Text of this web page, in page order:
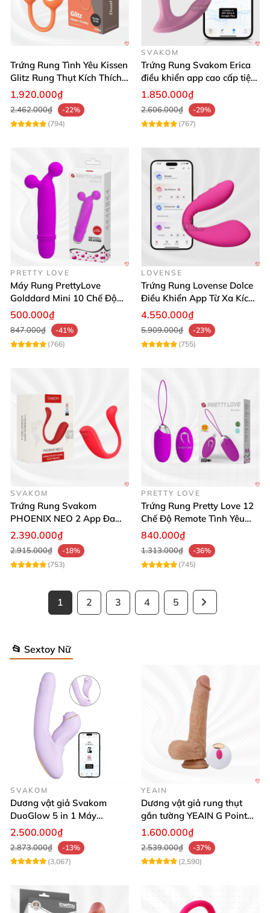
Trứng Rung Tình Yêu Kissen
Glitz Rung Thụt Kích Thích
Mua Ngay
1.920.000₫
2.462.000₫
-22%
(794)
SVAKOM
Trứng Rung Svakom Erica
điều khiển app cao cấp tiện
lợi
1.850.000₫
2.606.000₫
-29%
(767)
PRETTY LOVE
Máy Rung PrettyLove
Golddard Mini 10 Chế Độ
Kích Thích Cực Sướng
500.000₫
847.000₫
-41%
(766)
LOVENSE
Trứng Rung Lovense Dolce
Điều Khiển App Từ Xa Kích
Thích
4.550.000₫
5.909.000₫
-23%
(755)
SVAKOM
Trứng Rung Svakom
PHOENIX NEO 2 App Đa
Chức Năng Hấp Dẫn
2.390.000₫
2.915.000₫
-18%
(753)
PRETTY LOVE
Trứng Rung Pretty Love 12
Chế Độ Remote Tình Yêu
Kích Thích
840.000₫
1.313.000₫
-36%
(745)
1 2 3 4 5
📂 Sextoy Nữ
SVAKOM
Dương vật giả Svakom
DuoGlow 5 in 1 Máy
Massage Điểm G & Âm Vật
Điều Khiển App
2.500.000₫
2.873.000₫
-13%
(3,067)
YEAIN
Dương vật giả rung thụt
gắn tường YEAIN G Point
siêu thực điều khiển từ xa
1.600.000₫
2.539.000₫
-37%
(2,590)